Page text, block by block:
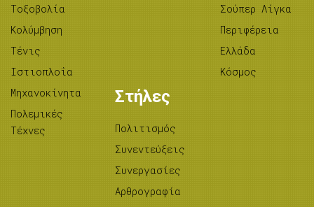
Tοξοβολία
Κολύμβηση
Τένις
Ιστιοπλοΐα
Μηχανοκίνητα
Πολεμικές
Τέχνες
Σούπερ Λίγκα
Περιφέρεια
Ελλάδα
Κόσμος
Στήλες
Πολιτισμός
Συνεντεύξεις
Συνεργασίες
Αρθρογραφία